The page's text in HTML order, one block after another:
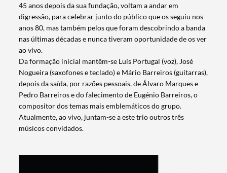
45 anos depois da sua fundação, voltam a andar em
digressão, para celebrar junto do público que os seguiu nos
anos 80, mas também pelos que foram descobrindo a banda
nas últimas décadas e nunca tiveram oportunidade de os ver
ao vivo.
Da formação inicial mantêm-se Luís Portugal (voz), José
Nogueira (saxofones e teclado) e Mário Barreiros (guitarras),
depois da saída, por razões pessoais, de Álvaro Marques e
Pedro Barreiros e do falecimento de Eugénio Barreiros, o
compositor dos temas mais emblemáticos do grupo.
Atualmente, ao vivo, juntam-se a este trio outros três
músicos convidados.